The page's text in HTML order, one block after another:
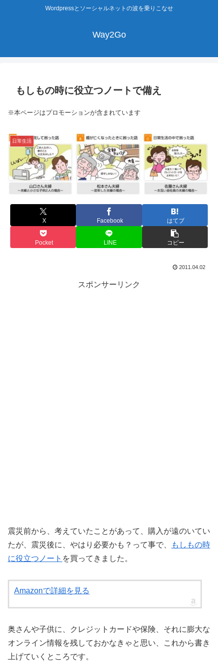
Wordpressとソーシャルネットの波を乗りこなせ
Way2Go
もしもの時に役立つノートで備え
※本ページはプロモーションが含まれています
日常生活
X Facebook はてブ
Pocket LINE コピー
2011.04.02
スポンサーリンク
震災前から、考えていたことがあって、購入が遠のいてい
たが、震災後に、やはり必要かも？って事で、
もしもの時
に役立つノート を買ってきました。
Amazonで詳細を見る
奥さんや子供に、クレジットカードや保険、それに膨大な
オンライン情報を残しておかなきゃと思い、これから書き
上げていくところです。